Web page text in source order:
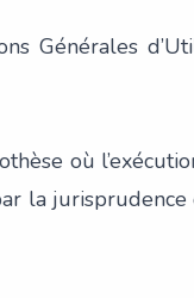
Générales
où
la